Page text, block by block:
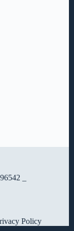
_
Policy